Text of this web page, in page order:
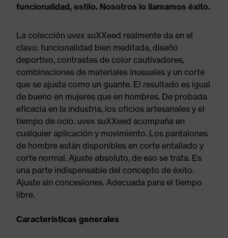
funcionalidad, estilo. Nosotros lo llamamos éxito.
La colección uvex suXXeed realmente da en el
clavo: funcionalidad bien meditada, diseño
deportivo, contrastes de color cautivadores,
combinaciones de materiales inusuales y un corte
que se ajusta como un guante. El resultado es igual
de bueno en mujeres que en hombres. De probada
eficacia en la industria, los oficios artesanales y el
tiempo de ocio. uvex suXXeed acompaña en
cualquier aplicación y movimiento. Los pantalones
de hombre están disponibles en corte entallado y
corte normal. Ajuste absoluto, de eso se trata. Es
una parte indispensable del concepto de éxito.
Ajuste sin concesiones. Adecuada para el tiempo
libre.
Características generales